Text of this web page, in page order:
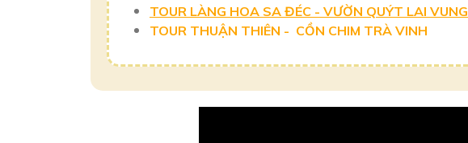
TOUR LÀNG HOA SA ĐÉC - VƯỜN QUÝT LAI VUNG
TOUR THUẬN THIÊN - CỒN CHIM TRÀ VINH